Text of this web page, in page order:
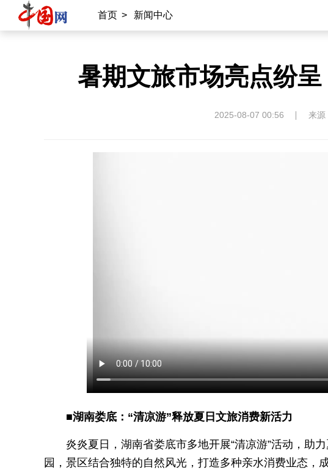
首页 > 新闻中心
暑期文旅市场亮点纷
2025-08-07 00:56 来源
■湖南娄底：“清凉游”释放夏日文旅消费新活力
炎炎夏日，湖南省娄底市多地开展“清凉游”活动，助
园，景区结合独特的自然风光，打造多种亲水消费业态，